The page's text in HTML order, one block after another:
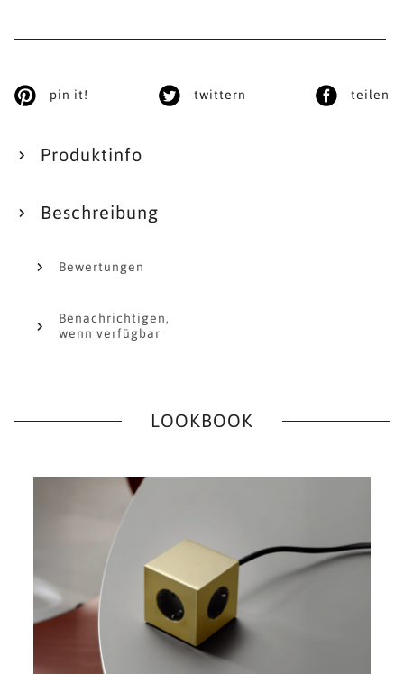
pin it! twittern teilen
Produktinfo
Beschreibung
Bewertungen
Benachrichtigen,
wenn verfügbar
LOOKBOOK